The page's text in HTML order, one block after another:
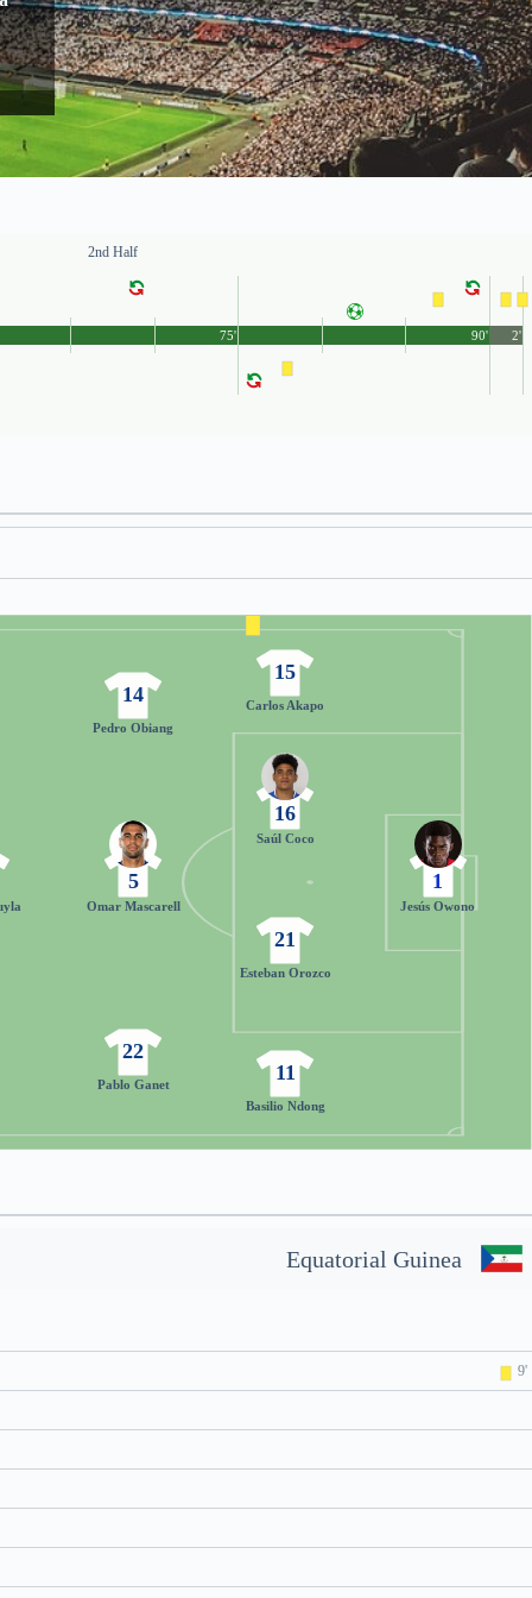
2nd Half
90'
75' 2'
1
Jesús Owono
11
Basilio Ndong
21
Esteban Orozco
16
Saúl Coco
15
Carlos Akapo
22
Pablo Ganet
5
Omar Mascarell
14
Pedro Obiang
Equatorial Guinea
9'